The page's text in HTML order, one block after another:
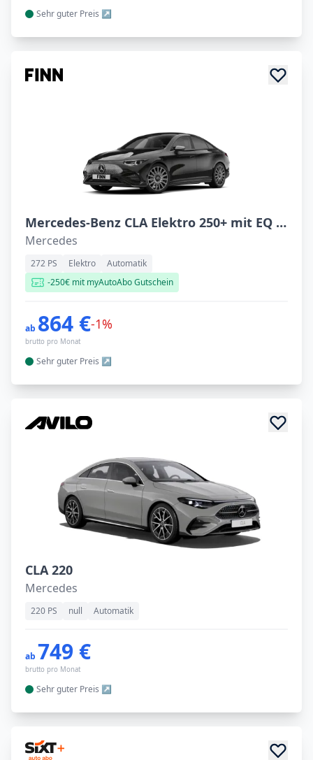
Sehr guter Preis
Mercedes-Benz CLA Elektro 250+ mit EQ Technologie
Mercedes
272 PS Elektro
Automatik
-250€ mit myAutoAbo Gutschein
ab 864 €-1%
brutto pro Monat
Sehr guter Preis
CLA 220
Mercedes
220 PS null Automatik
ab 749 €
brutto pro Monat
Sehr guter Preis